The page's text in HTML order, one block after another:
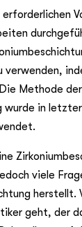
verwenden,
Methode
wurde in
viele
herstellt.
geht, der